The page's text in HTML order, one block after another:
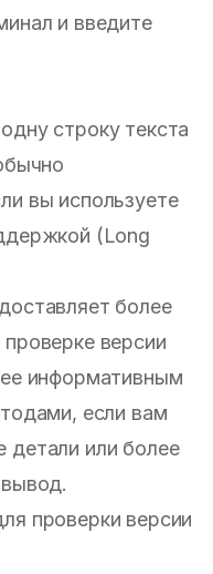
и введите
строку текста
вы используете
(Long
более
версии
информативным
если вам
детали или более
проверки версии